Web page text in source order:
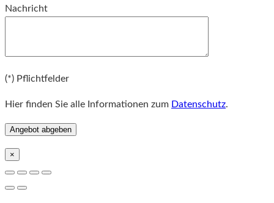
Nachricht
(*) Pflichtfelder
Hier finden Sie alle Informationen zum Datenschutz.
×